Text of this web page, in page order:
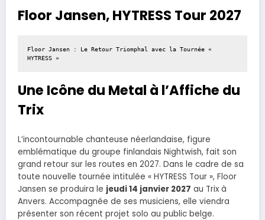
Floor Jansen, HYTRESS Tour 2027
Floor Jansen : Le Retour Triomphal avec la Tournée «
HYTRESS »
Une Icône du Metal à l’Affiche du
Trix
L’incontournable chanteuse néerlandaise, figure
emblématique du groupe finlandais Nightwish, fait son
grand retour sur les routes en 2027. Dans le cadre de sa
toute nouvelle tournée intitulée « HYTRESS Tour », Floor
Jansen se produira le jeudi 14 janvier 2027 au Trix à
Anvers. Accompagnée de ses musiciens, elle viendra
présenter son récent projet solo au public belge.